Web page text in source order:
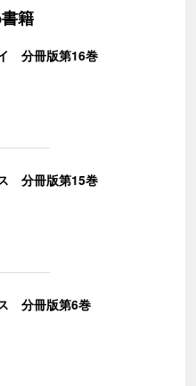
籍
分冊版第16巻
分冊版第15巻
分冊版第6巻